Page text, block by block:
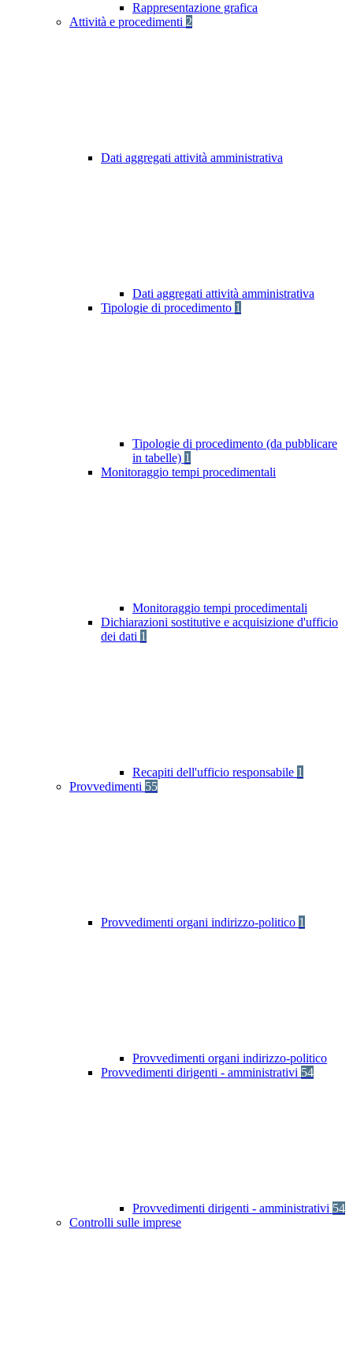
Rappresentazione grafica
Attività e procedimenti 2
Dati aggregati attività amministrativa
Dati aggregati attività amministrativa
Tipologie di procedimento 1
Tipologie di procedimento (da pubblicare
in tabelle) 1
Monitoraggio tempi procedimentali
Monitoraggio tempi procedimentali
Dichiarazioni sostitutive e acquisizione d'ufficio
dei dati 1
Recapiti dell'ufficio responsabile 1
Provvedimenti 55
Provvedimenti organi indirizzo-politico 1
Provvedimenti organi indirizzo-politico
Provvedimenti dirigenti - amministrativi 54
Provvedimenti dirigenti - amministrativi 54
Controlli sulle imprese